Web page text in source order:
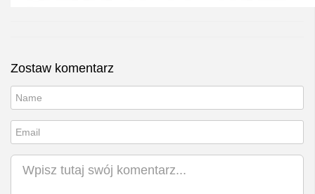
Zostaw komentarz
Nick
Email
Komentarz